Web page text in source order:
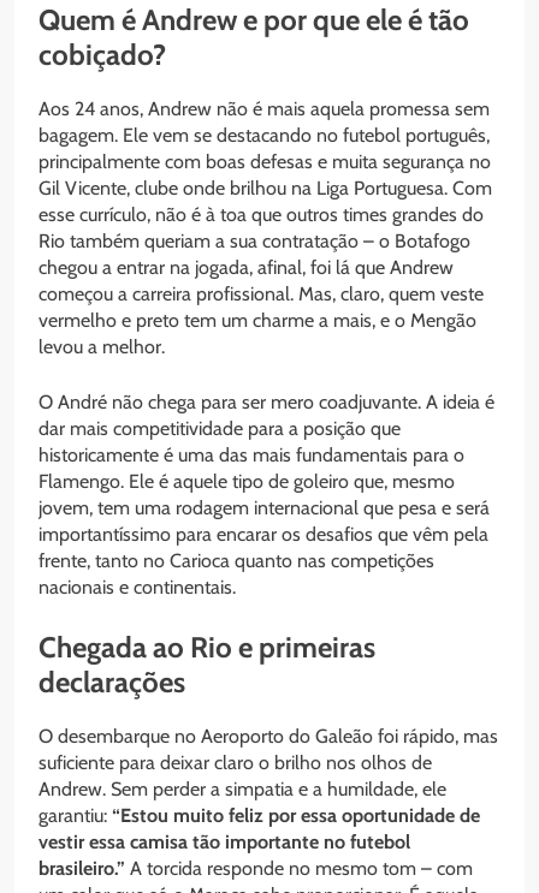
Quem é Andrew e por que ele é tão
cobiçado?
Aos 24 anos, Andrew não é mais aquela promessa sem
bagagem. Ele vem se destacando no futebol português,
principalmente com boas defesas e muita segurança no
Gil Vicente, clube onde brilhou na Liga Portuguesa. Com
esse currículo, não é à toa que outros times grandes do
Rio também queriam a sua contratação – o Botafogo
chegou a entrar na jogada, afinal, foi lá que Andrew
começou a carreira profissional. Mas, claro, quem veste
vermelho e preto tem um charme a mais, e o Mengão
levou a melhor.
O André não chega para ser mero coadjuvante. A ideia é
dar mais competitividade para a posição que
historicamente é uma das mais fundamentais para o
Flamengo. Ele é aquele tipo de goleiro que, mesmo
jovem, tem uma rodagem internacional que pesa e será
importantíssimo para encarar os desafios que vêm pela
frente, tanto no Carioca quanto nas competições
nacionais e continentais.
Chegada ao Rio e primeiras
declarações
O desembarque no Aeroporto do Galeão foi rápido, mas
suficiente para deixar claro o brilho nos olhos de
Andrew. Sem perder a simpatia e a humildade, ele
garantiu: “Estou muito feliz por essa oportunidade de
vestir essa camisa tão importante no futebol
brasileiro.” A torcida responde no mesmo tom – com